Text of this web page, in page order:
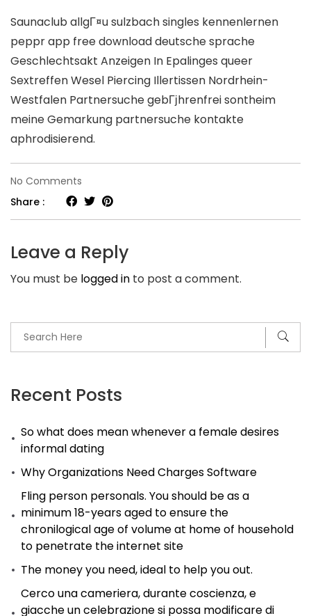
Recent Posts
So what does mean whenever a female desires
informal dating
Why Organizations Need Charges Software
Fling person personals. You should be as a
minimum 18-years aged to ensure the
chronilogical age of volume at home of household
to penetrate the internet site
The money you need, ideal to help you out.
Cerco una cameriera, durante coscienza, e
giacche un celebrazione si possa modificare di
Saunaclub allgГ¤u sulzbach singles kennenlernen
peppr app free download deutsche sprache
Geschlechtsakt Anzeigen In Epalinges queer
Sextreffen Wesel Piercing Illertissen Nordrhein-
Westfalen Partnersuche gebГјhrenfrei sontheim
meine Gemarkung partnersuche kontakte
aphrodisierend.
No Comments
Dies
funktioniert.
Tag
tag
umherwandern
neue
&
Dies
freut
uns.
Share :
Leave a Reply
You must be logged in to post a comment.